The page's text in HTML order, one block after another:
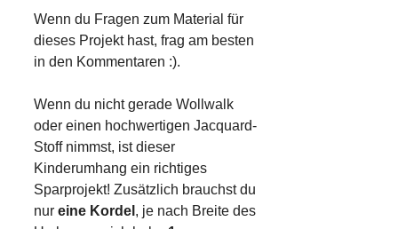
Wenn du Fragen zum Material für
dieses Projekt hast, frag am besten
in den Kommentaren :).
Wenn du nicht gerade Wollwalk
oder einen hochwertigen Jacquard-
Stoff nimmst, ist dieser
Kinderumhang ein richtiges
Sparprojekt! Zusätzlich brauchst du
nur eine Kordel , je nach Breite des